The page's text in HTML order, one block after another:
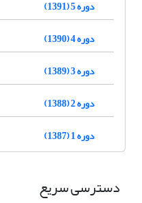
دوره 5 (1391)
دوره 4 (1390)
دوره 3 (1389)
دوره 2 (1388)
دوره 1 (1387)
دسترسی سریع